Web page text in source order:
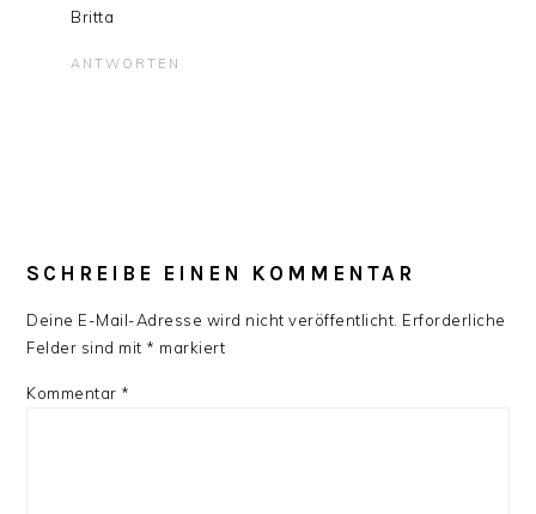
Britta
ANTWORTEN
SCHREIBE EINEN KOMMENTAR
Deine E-Mail-Adresse wird nicht veröffentlicht. Erforderliche
Felder sind mit * markiert
Kommentar *